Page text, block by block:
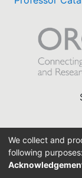
We collect and
following purposes: